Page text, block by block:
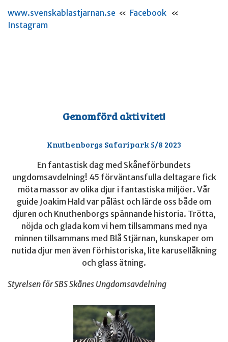
www.svenskablastjarnan.se « Facebook «
Instagram
Genomförd aktivitet!
Knuthenborgs Safaripark 5/8 2023
En fantastisk dag med Skåneförbundets
ungdomsavdelning! 45 förväntansfulla deltagare fick
möta massor av olika djur i fantastiska miljöer. Vår
guide Joakim Hald var påläst och lärde oss både om
djuren och Knuthenborgs spännande historia. Trötta,
nöjda och glada kom vi hem tillsammans med nya
minnen tillsammans med Blå Stjärnan, kunskaper om
nutida djur men även förhistoriska, lite karusellåkning
och glass ätning.
Styrelsen för SBS Skånes Ungdomsavdelning